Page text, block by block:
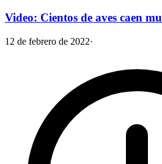
Video: Cientos de aves caen
12 de febrero de 2022·